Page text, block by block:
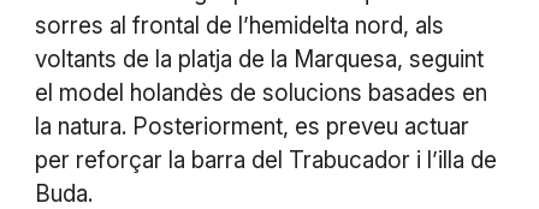
sorres al frontal de l’hemidelta nord, als
voltants de la platja de la Marquesa, seguint
el model holandès de solucions basades en
la natura. Posteriorment, es preveu actuar
per reforçar la barra del Trabucador i l’illa de
Buda.